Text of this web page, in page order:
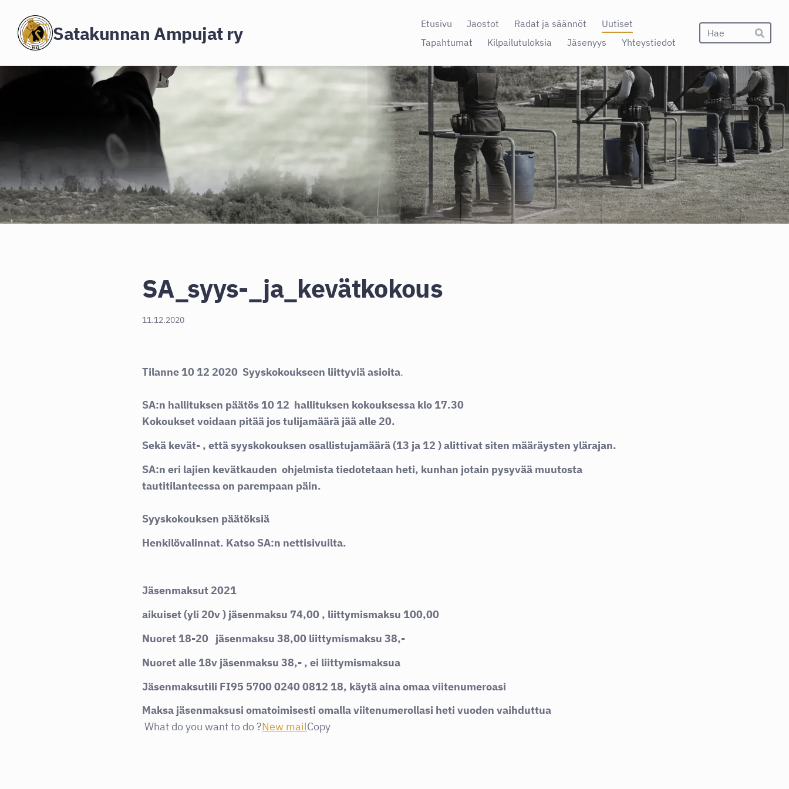
Siirry
sivun
sisältöön
Satakunnan Ampujat ry Etusivu Jaostot Radat ja säännöt
Uutiset
Tapahtumat
Kilpailutuloksia Jäsenyys Yhteystiedot Hae
SA_syys-_ja_kevätkokous
11.12.2020
Tilanne 10 12 2020 Syyskokoukseen liittyviä asioita.
SA:n hallituksen päätös 10 12 hallituksen kokouksessa klo 17.30
Kokoukset voidaan pitää jos tulijamäärä jää alle 20.
Sekä kevät- , että syyskokouksen osallistujamäärä (13 ja 12 ) alittivat siten määräysten ylärajan.
SA:n eri lajien kevätkauden ohjelmista tiedotetaan heti, kunhan jotain pysyvää muutosta
tautitilanteessa on parempaan päin.
Syyskokouksen päätöksiä
Henkilövalinnat. Katso SA:n nettisivuilta.
Jäsenmaksut 2021
aikuiset (yli 20v ) jäsenmaksu 74,00 , liittymismaksu 100,00
Nuoret 18-20 jäsenmaksu 38,00 liittymismaksu 38,-
Nuoret alle 18v jäsenmaksu 38,- , ei liittymismaksua
Jäsenmaksutili FI95 5700 0240 0812 18, käytä aina omaa viitenumeroasi
Maksa jäsenmaksusi omatoimisesti omalla viitenumerollasi heti vuoden vaihduttua
What do you want to do ?New mailCopy